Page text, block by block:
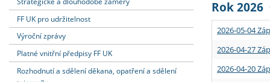
Podpora
Rigorózní
Granty a
FF UK pro udržitelnost
Výroční zprávy
Platné vnitřní předpisy FF UK
Rozhodnutí a sdělení děkana, opatření a sdělení
Rok 2026
2026-05-04
2026-04-27
2026-04-20